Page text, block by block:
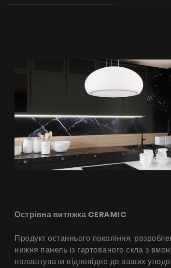
Острівна витяжка CERAMIC.
Продукт останнього покоління,
нижня панель із гартованого скла з
налаштувати відповідно до ваших